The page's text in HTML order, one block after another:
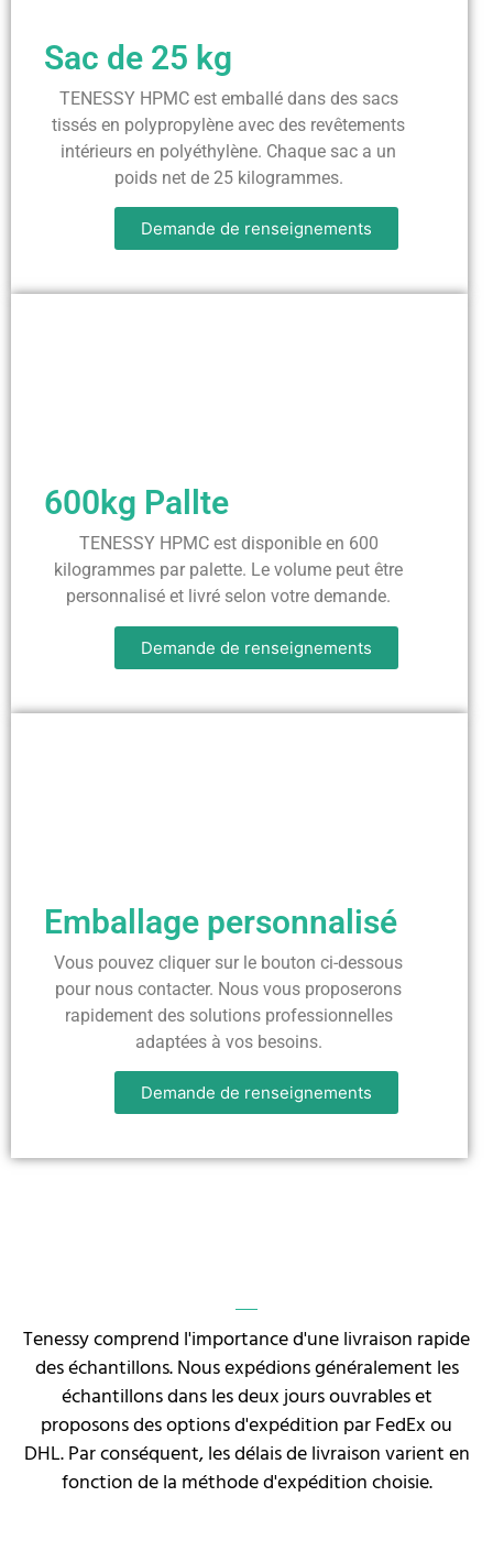
Sac de 25 kg
TENESSY HPMC est emballé dans des sacs
tissés en polypropylène avec des revêtements
intérieurs en polyéthylène. Chaque sac a un
poids net de 25 kilogrammes.
Demande de renseignements
600kg Pallte
TENESSY HPMC est disponible en 600
kilogrammes par palette. Le volume peut être
personnalisé et livré selon votre demande.
Demande de renseignements
Emballage personnalisé
Vous pouvez cliquer sur le bouton ci-dessous
pour nous contacter. Nous vous proposerons
rapidement des solutions professionnelles
adaptées à vos besoins.
Demande de renseignements
Tenessy comprend l'importance d'une livraison rapide
des échantillons. Nous expédions généralement les
échantillons dans les deux jours ouvrables et
proposons des options d'expédition par FedEx ou
DHL. Par conséquent, les délais de livraison varient en
fonction de la méthode d'expédition choisie.